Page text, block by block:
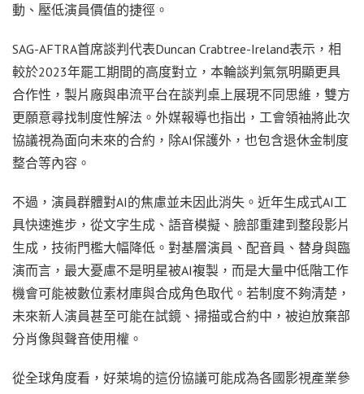
動、壓低演員價值的捷徑。
SAG-AFTRA首席談判代表Duncan Crabtree-Ireland表示，相
較於2023年罷工期間的高度對立，本輪談判氣氛明顯更具
合作性，製片廠與串流平台在談判桌上展現不同思維，雙方
更願意尋找制度性解法。外媒報導也指出，工會領袖將此次
協議視為面向未來的合約，除AI保護外，也包含退休金制度
整合等內容。
不過，演員群體對AI的焦慮並未因此消失。近年生成式AI工
具快速進步，從文字生成、語音模擬、臉部重建到整段影片
生成，技術門檻大幅降低。對基層演員、配音員、替身與臨
演而言，最大憂慮不是明星被AI複製，而是大量中低階工作
機會可能被數位素材庫與合成角色取代。若制度不夠清楚，
未來新人演員甚至可能在試鏡、掃描或合約中，被迫放棄部
分肖像與聲音使用權。
從全球角度看，好萊塢的這份協議可能成為各國影視產業參